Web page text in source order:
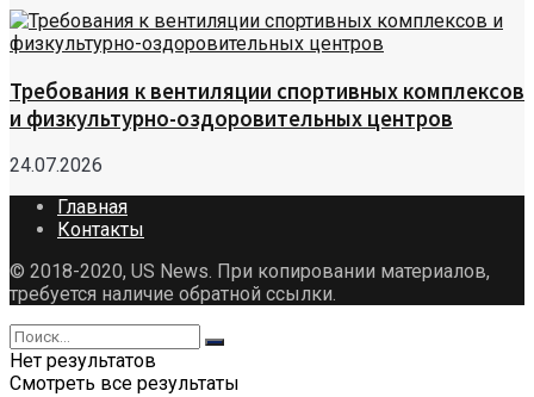
Требования к вентиляции спортивных комплексов
и физкультурно-оздоровительных центров
24.07.2026
Главная
Контакты
© 2018-2020, US News. При копировании материалов,
требуется наличие обратной ссылки.
Нет результатов
Смотреть все результаты